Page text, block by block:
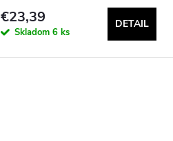
€23,39
Skladom6 ks
DETAIL